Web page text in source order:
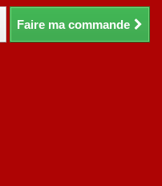
Faire ma commande